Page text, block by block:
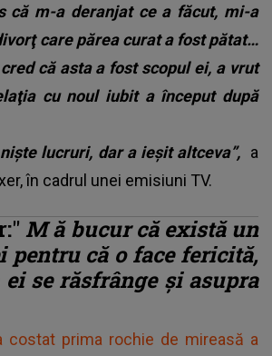
că m-a deranjat ce a făcut, mi-a
care părea curat a fost pătat…
că asta a fost scopul ei, a vrut
cu noul iubit a început după
lucruri, dar a ieşit altceva”, a
în cadrul unei emisiuni TV.
Mă bucur că există un
pentru că o face fericită,
se răsfrânge şi asupra
costat prima rochie de mireasă a